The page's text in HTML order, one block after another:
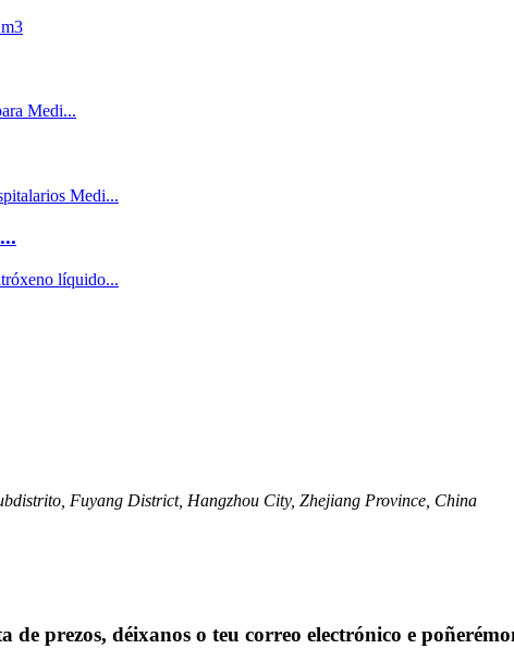
Fuyang District, Hangzhou City, Zhejiang Province, China
de prezos, déixanos o teu correo electrónico e